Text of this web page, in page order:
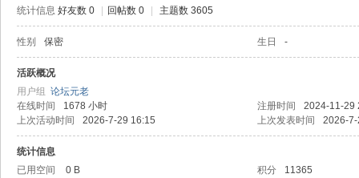
统计信息 好友数 0 回帖数 0 主题数 3605
性别 保密 生日 -
活跃概况
用户组 论坛元老
在线时间
1678 小时 注册时间
2024-11-29
上次活动时间
2026-7-29 16:15 上次发表时间 2026-
统计信息
已用空间
0 B 积分
11365